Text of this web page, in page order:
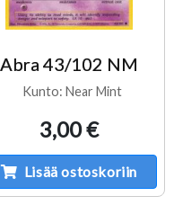
Abra 43/102 NM
Kunto: Near Mint
3,00 €
Lisää ostoskoriin